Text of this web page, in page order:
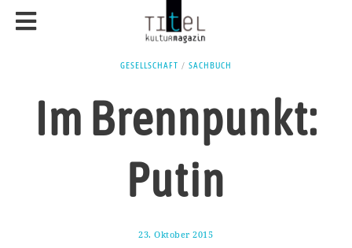
GESELLSCHAFT / SACHBUCH
Im Brennpunkt:
Putin
23. Oktober 2015